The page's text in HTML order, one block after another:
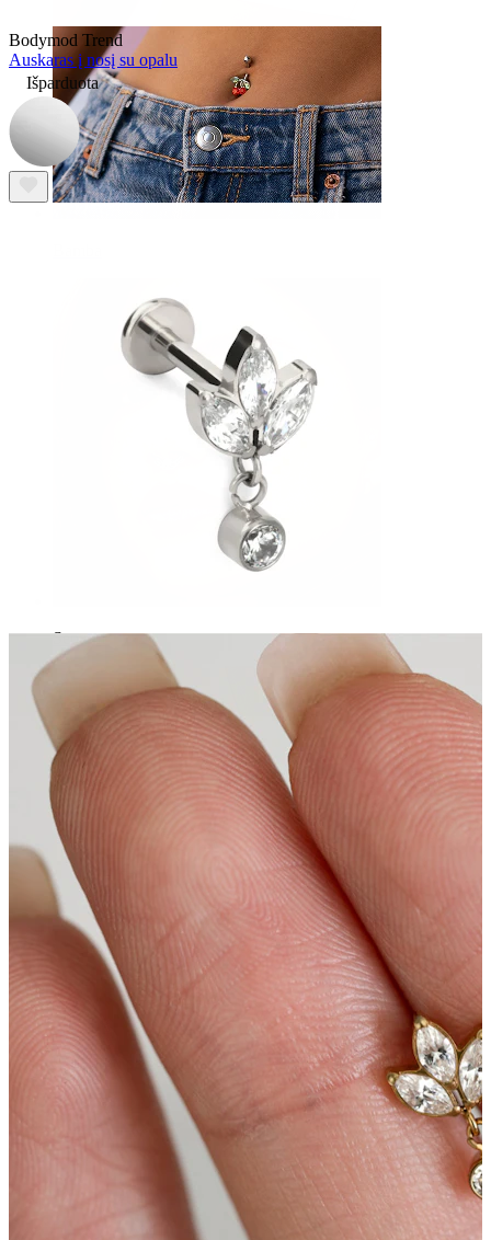
Septum
Spenelis
Apsipirkti pagal auskarus
Bodymod Trend
Auskaras į nosį su opalu
Išparduota